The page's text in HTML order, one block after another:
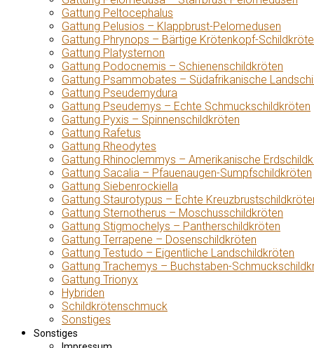
Gattung Peltocephalus
Gattung Pelusios – Klappbrust-Pelomedusen
Gattung Phrynops – Bärtige Krötenkopf-
Gattung Platysternon
Gattung Podocnemis – Schienenschildkröten
Gattung Psammobates – Südafrikanische
Gattung Pseudemydura
Gattung Pseudemys – Echte Schmuckschildkröten
Gattung Pyxis – Spinnenschildkröten
Gattung Rafetus
Gattung Rheodytes
Gattung Rhinoclemmys – Amerikanische
Gattung Sacalia – Pfauenaugen-Sumpfschildkröten
Gattung Siebenrockiella
Gattung Staurotypus – Echte
Gattung Sternotherus – Moschusschildkröten
Gattung Stigmochelys – Pantherschildkröten
Gattung Terrapene – Dosenschildkröten
Gattung Testudo – Eigentliche Landschildkröten
Gattung Trachemys – Buchstaben-
Gattung Trionyx
Hybriden
Schildkrötenschmuck
Sonstiges
Sonstiges